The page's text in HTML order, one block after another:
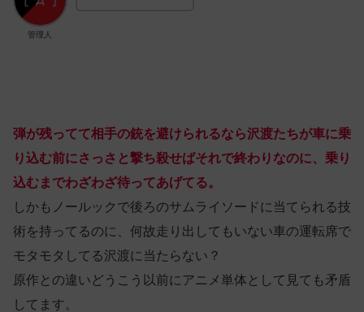
管理人
弾が残ってて相手の銃を避けられるなら沢渡たちが車に乗
り込む前にさっさと撃ち殺せばそれで終わりなのに、乗り
込むまでわざわざ待ってあげてる。
しかもノールックで後ろのサムライソードに当てられる技
術を持ってるのに、何故走り出してもいない車の運転席で
モタモタしてる沢渡に当たらない？
原作との違いどうこう以前にアニメ単体として見ても矛盾
してます。